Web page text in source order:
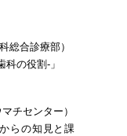
総合診療部）
の役割‐」
チセンター）
らの知見と課